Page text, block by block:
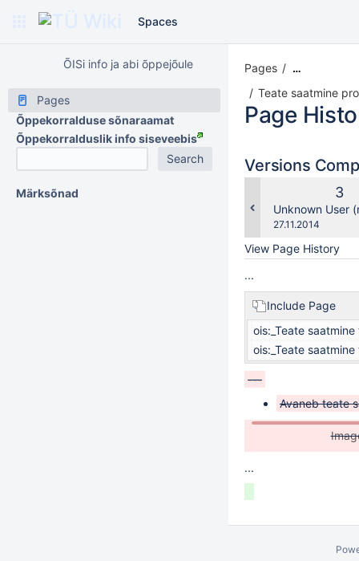
Spaces
ÕISi info ja abi õppejõule
Pages
Õppekorralduse sõnaraamat
Õppekorralduslik info siseveebis
Märksõnad
Pages …
Teate saatmine
Page
Versions
Old
3
Unknown User
Saved
27.11.2014
View Page History
...
Include Page
ois:_Teate
ois:_Teate
---
Avaneb teate
...